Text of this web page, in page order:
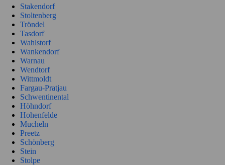
Stakendorf
Stoltenberg
Tröndel
Tasdorf
Wahlstorf
Wankendorf
Warnau
Wendtorf
Wittmoldt
Fargau-Pratjau
Schwentinental
Höhndorf
Hohenfelde
Mucheln
Preetz
Schönberg
Stein
Stolpe